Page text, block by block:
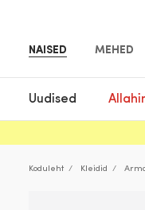
NAISED MEHED
Uudised
Koduleht Kleidid